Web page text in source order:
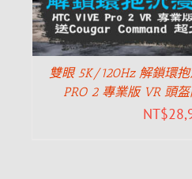
雙眼 5K/120Hz 解鎖環抱
PRO 2 專業版 VR 頭
NT$